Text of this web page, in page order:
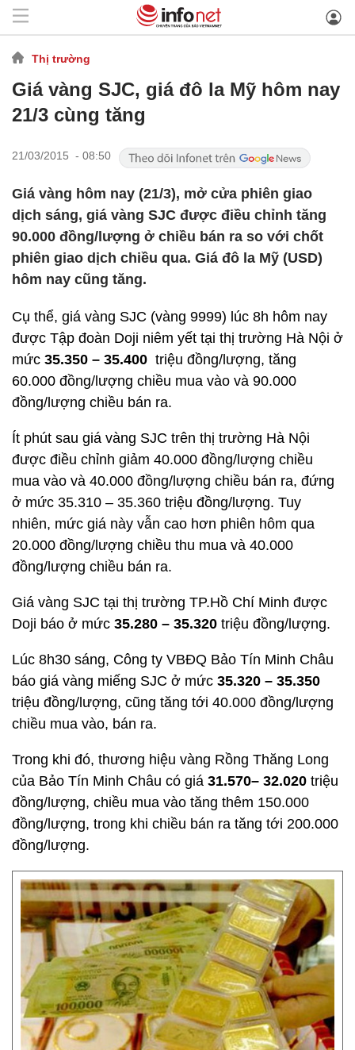
Thị trường
Giá vàng SJC, giá đô la Mỹ hôm nay
21/3 cùng tăng
21/03/2015 - 08:50
Giá vàng hôm nay (21/3), mở cửa phiên giao
dịch sáng, giá vàng SJC được điều chỉnh tăng
90.000 đồng/lượng ở chiều bán ra so với chốt
phiên giao dịch chiều qua. Giá đô la Mỹ (USD)
hôm nay cũng tăng.
Cụ thể, giá vàng SJC (vàng 9999) lúc 8h hôm nay
được Tập đoàn Doji niêm yết tại thị trường Hà Nội ở
mức 35.350 – 35.400 triệu đồng/lượng, tăng
60.000 đồng/lượng chiều mua vào và 90.000
đồng/lượng chiều bán ra.
Ít phút sau giá vàng SJC trên thị trường Hà Nội
được điều chỉnh giảm 40.000 đồng/lượng chiều
mua vào và 40.000 đồng/lượng chiều bán ra, đứng
ở mức 35.310 – 35.360 triệu đồng/lượng. Tuy
nhiên, mức giá này vẫn cao hơn phiên hôm qua
20.000 đồng/lượng chiều thu mua và 40.000
đồng/lượng chiều bán ra.
Giá vàng SJC tại thị trường TP.Hồ Chí Minh được
Doji báo ở mức 35.280 – 35.320 triệu đồng/lượng.
Lúc 8h30 sáng, Công ty VBĐQ Bảo Tín Minh Châu
báo giá vàng miếng SJC ở mức 35.320 – 35.350
triệu đồng/lượng, cũng tăng tới 40.000 đồng/lượng
chiều mua vào, bán ra.
Trong khi đó, thương hiệu vàng Rồng Thăng Long
của Bảo Tín Minh Châu có giá 31.570– 32.020 triệu
đồng/lượng, chiều mua vào tăng thêm 150.000
đồng/lượng, trong khi chiều bán ra tăng tới 200.000
đồng/lượng.